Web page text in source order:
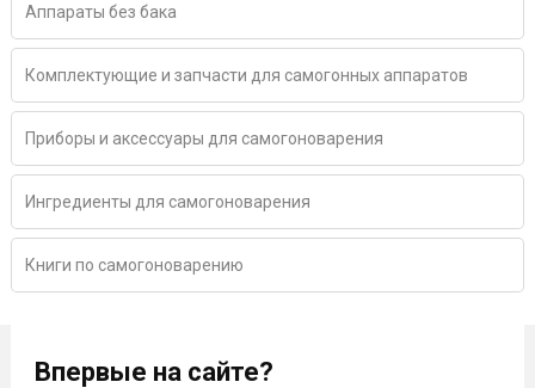
Аппараты без бака
Комплектующие и запчасти для самогонных аппаратов
Приборы и аксессуары для самогоноварения
Ингредиенты для самогоноварения
Книги по самогоноварению
Впервые на сайте?